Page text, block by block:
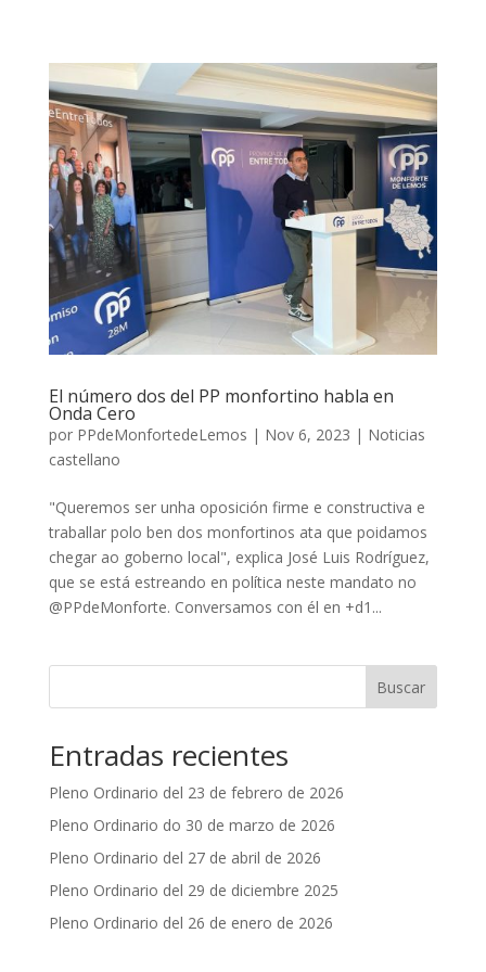
El número dos del PP monfortino habla en
Onda Cero
por PPdeMonfortedeLemos | Nov 6, 2023 | Noticias
castellano
"Queremos ser unha oposición firme e constructiva e
traballar polo ben dos monfortinos ata que poidamos
chegar ao goberno local", explica José Luis Rodríguez,
que se está estreando en política neste mandato no
@PPdeMonforte. Conversamos con él en +d1...
Buscar
Entradas recientes
Pleno Ordinario del 23 de febrero de 2026
Pleno Ordinario do 30 de marzo de 2026
Pleno Ordinario del 27 de abril de 2026
Pleno Ordinario del 29 de diciembre 2025
Pleno Ordinario del 26 de enero de 2026